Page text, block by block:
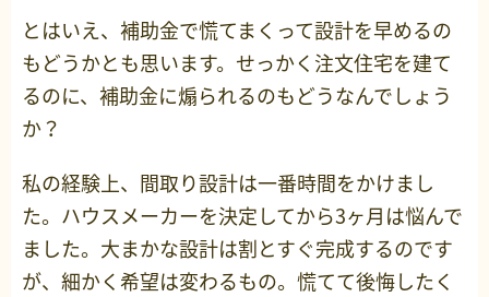
とはいえ、補助金で慌てまくって設計を早めるの
もどうかとも思います。せっかく注文住宅を建て
るのに、補助金に煽られるのもどうなんでしょう
か？
私の経験上、間取り設計は一番時間をかけまし
た。ハウスメーカーを決定してから3ヶ月は悩んで
ました。大まかな設計は割とすぐ完成するのです
が、細かく希望は変わるもの。慌てて後悔したく